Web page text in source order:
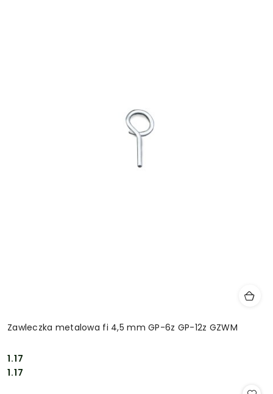
Zawleczka metalowa fi 4,5 mm GP-6z GP-12z GZWM
Cena:
1.17
Cena:
1.17